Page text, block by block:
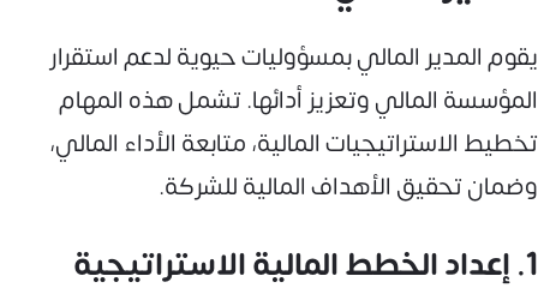
يقوم المدير المالي بمسؤوليات حيوية لدعم استقرار
المؤسسة المالي وتعزيز أدائها. تشمل هذه المهام
تخطيط الاستراتيجيات المالية، متابعة الأداء المالي،
وضمان تحقيق الأهداف المالية للشركة.
1. إعداد الخطط المالية الاستراتيجية